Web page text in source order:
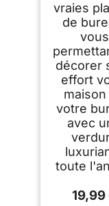
vraies
de
vous
décorer
effort
maison
votre
avec
toute
19,99